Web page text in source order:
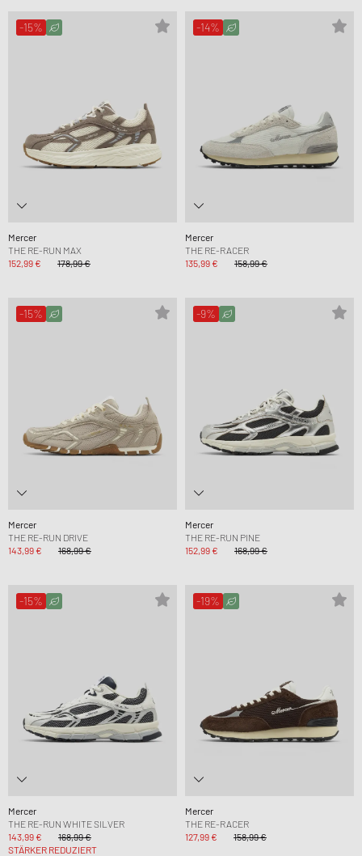
-15%
Mercer
THE RE-RUN MAX
152,99 €
178,99 €
-14%
Mercer
THE RE-RACER
135,99 €
158,99 €
-15%
Mercer
THE RE-RUN DRIVE
143,99 €
168,99 €
-9%
Mercer
THE RE-RUN PINE
152,99 €
168,99 €
-15%
Mercer
THE RE-RUN WHITE SILVER
143,99 €
168,99 €
STÄRKER REDUZIERT
-19%
Mercer
THE RE-RACER
127,99 €
158,99 €